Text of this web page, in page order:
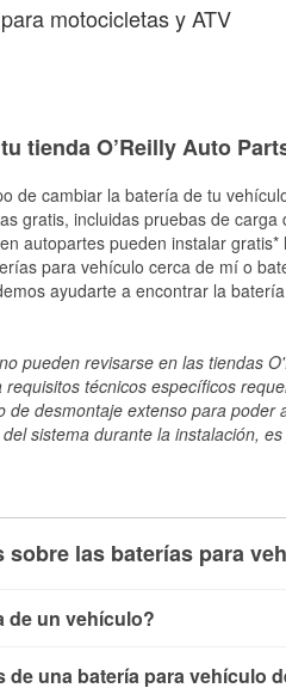
motocicletas y ATV
tienda O’Reilly Auto
de cambiar la batería de tu
gratis, incluidas pruebas de
autopartes pueden instalar
para vehículo cerca de mí o
ayudarte a encontrar la
pueden revisarse en las tiendas
técnicos específicos
de desmontaje extenso para
sistema durante la instalación,
sobre las baterías para
de un vehículo?
de una batería para vehículo